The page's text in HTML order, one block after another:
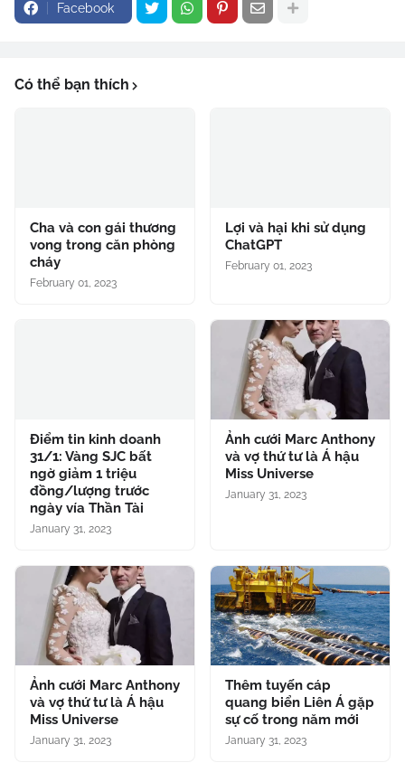
Facebook
Có thể bạn thích
Cha và con gái thương
vong trong căn phòng
cháy
February 01, 2023
Lợi và hại khi sử dụng
ChatGPT
February 01, 2023
Điểm tin kinh doanh
31/1: Vàng SJC bất
ngờ giảm 1 triệu
đồng/lượng trước
ngày vía Thần Tài
January 31, 2023
Ảnh cưới Marc Anthony
và vợ thứ tư là Á hậu
Miss Universe
January 31, 2023
Ảnh cưới Marc Anthony
và vợ thứ tư là Á hậu
Miss Universe
January 31, 2023
Thêm tuyến cáp
quang biển Liên Á gặp
sự cố trong năm mới
January 31, 2023